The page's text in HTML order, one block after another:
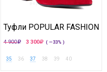
Туфли POPULAR FASHION
4 900 3 300 ( —33% )
35 36 37 38 39 40